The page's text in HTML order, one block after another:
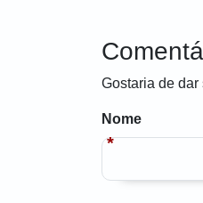
Gostaria de
Nome